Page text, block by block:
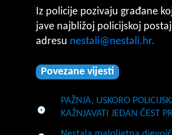
Iz policije pozivaju građane
jave najbližoj policijskoj
adresu nestali@nestali.hr.
Povezane vijesti
PAŽNJA, USKORO
KAŽNJAVATI JEDAN ČEST